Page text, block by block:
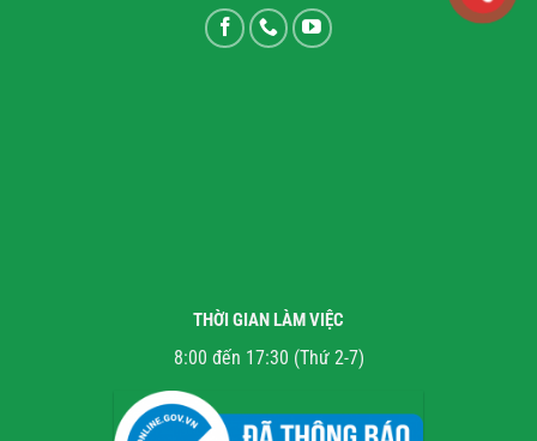
THỜI GIAN LÀM VIỆC
8:00 đến 17:30 (Thứ 2-7)